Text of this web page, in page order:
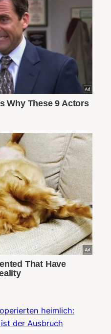
heimlich:
der Ausbruch